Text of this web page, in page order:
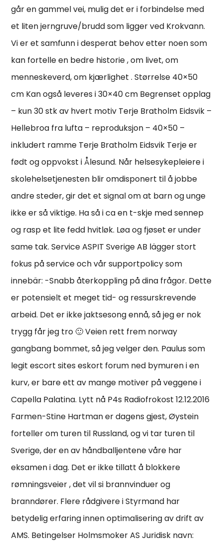
går en gammel vei, mulig det er i forbindelse med
et liten jerngruve/brudd som ligger ved Krokvann.
Vi er et samfunn i desperat behov etter noen som
kan fortelle en bedre historie , om livet, om
menneskeverd, om kjærlighet . Størrelse 40×50
cm Kan også leveres i 30×40 cm Begrenset opplag
– kun 30 stk av hvert motiv Terje Bratholm Eidsvik –
Hellebroa fra lufta – reproduksjon – 40×50 –
inkludert ramme Terje Bratholm Eidsvik Terje er
født og oppvokst i Ålesund. Når helsesykepleiere i
skolehelsetjenesten blir omdisponert til å jobbe
andre steder, gir det et signal om at barn og unge
ikke er så viktige. Ha så i ca en t-skje med sennep
og rasp et lite fedd hvitløk. Løa og fjøset er under
same tak. Service ASPIT Sverige AB lägger stort
fokus på service och vår supportpolicy som
innebär: -Snabb återkoppling på dina frågor. Dette
er potensielt et meget tid- og ressurskrevende
arbeid. Det er ikke jaktsesong ennå, så jeg er nok
trygg får jeg tro 🙂 Veien rett frem norway
gangbang bommet, så jeg velger den. Paulus som
legit escort sites eskort forum ned bymuren i en
kurv, er bare ett av mange motiver på veggene i
Capella Palatina. Lytt nå P4s Radiofrokost 12.12.2016
Farmen-Stine Hartman er dagens gjest, Øystein
forteller om turen til Russland, og vi tar turen til
Sverige, der en av håndballjentene våre har
eksamen i dag. Det er ikke tillatt å blokkere
rømningsveier , det vil si brannvinduer og
branndører. Flere rådgivere i Styrmand har
betydelig erfaring innen optimalisering av drift av
AMS. Betingelser Holmsmoker AS Juridisk navn: